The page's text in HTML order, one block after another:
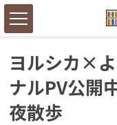
ヨルシカ×
ナルPV公開
夜散歩